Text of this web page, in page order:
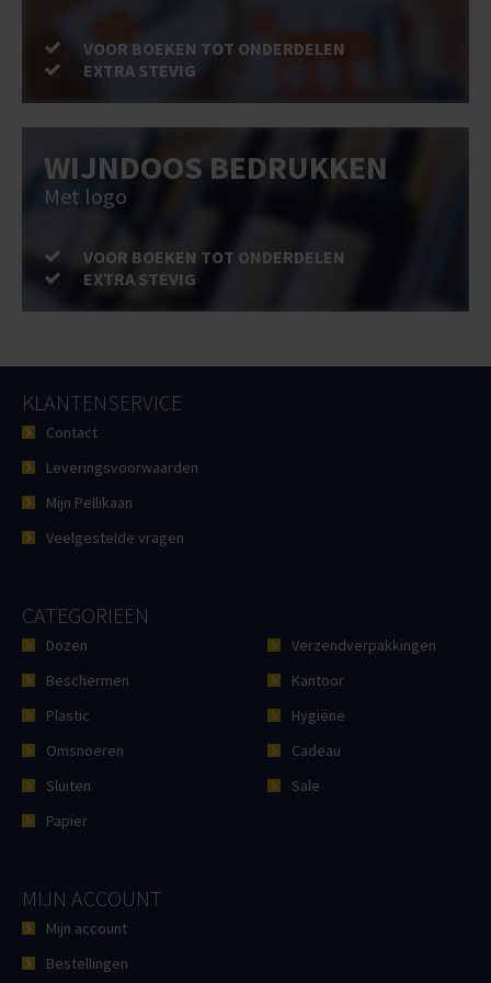
VOOR BOEKEN TOT ONDERDELEN
EXTRA STEVIG
WIJNDOOS BEDRUKKEN
Met logo
VOOR BOEKEN TOT ONDERDELEN
EXTRA STEVIG
KLANTENSERVICE
Contact
Leveringsvoorwaarden
Mijn Pellikaan
Veelgestelde vragen
CATEGORIEËN
Dozen
Beschermen
Plastic
Omsnoeren
Sluiten
Papier
Verzendverpakkingen
Kantoor
Hygiëne
Cadeau
Sale
MIJN ACCOUNT
Mijn account
Bestellingen